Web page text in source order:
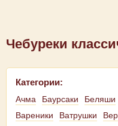
Чебуреки
Категории:
Ачма Баурсаки Беляши
Вареники
Ватрушки